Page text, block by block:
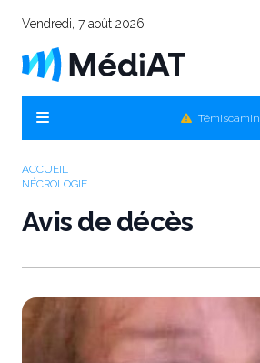
Vendredi, 7 août 2026
ACCUEIL
NÉCROLOGIE
Avis de décès